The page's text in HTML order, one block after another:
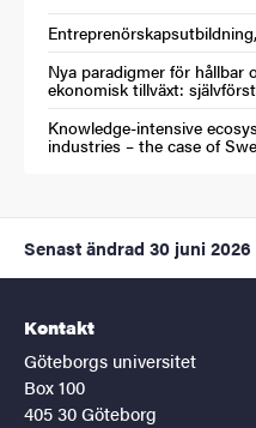
(Extern länk)
Nya paradigmer för hållbar
ekonomisk tillväxt:
(Extern länk)
Knowledge-intensive
industries – the case of
(Extern länk)
Senast ändrad 30 juni 2026
Kontakt
Göteborgs universitet
Box 100
405 30 Göteborg